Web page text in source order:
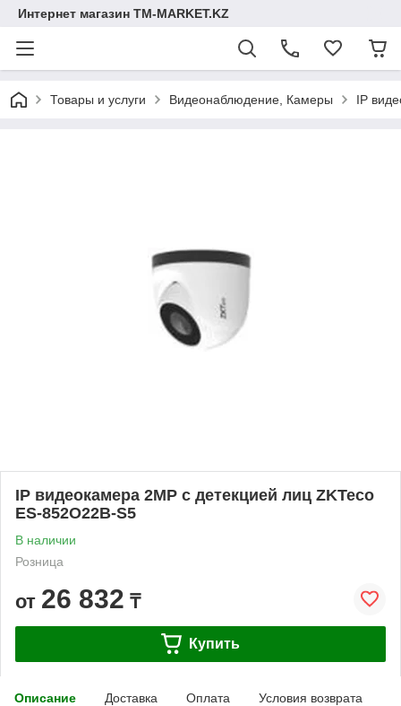
Интернет магазин TM-MARKET.KZ
Товары и услуги Видеонаблюдение, Камеры IP
IP видеокамера 2MP с детекцией лиц ZKTeco
ES-852O22B-S5
В наличии
Розница
от 26 832 ₸
Купить
Описание Доставка Оплата Условия возврата